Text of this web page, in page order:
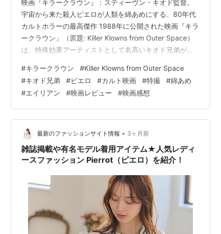
映画『キラークラウン』：スティーヴン・キオド監督。
宇宙から来た殺人ピエロが人類を綿あめにする、80年代
カルトホラーの最高傑作 1988年に公開された映画『キラ
ークラウン』（原題: Killer Klowns from Outer Space）
は、特殊効果アーティストとして名高いキオド兄弟が手
トを模した宇宙船に乗ってやってきたピエロ姿のエイリ
アンたちが、田舎町の人々を次々とポップで残酷な方法
で拉致していく物語です。CGが主流となった現代でも、
実写スーツとアニマトロニクスによって生み出されたピ
エロたちの不気味な造形は色褪せることがありません。
笑い…
#キラークラウン #Killer Klowns from Outer Space
#キオド兄弟 #ピエロ #カルト映画 #特撮 #綿あめ
#エイリアン #映画レビュー #映画感想
最新のファッションサイト情報 • 3ヶ月前
雑誌掲載や有名モデル着用アイテム★人気レディ
ースファッション Pierrot（ピエロ）を紹介！